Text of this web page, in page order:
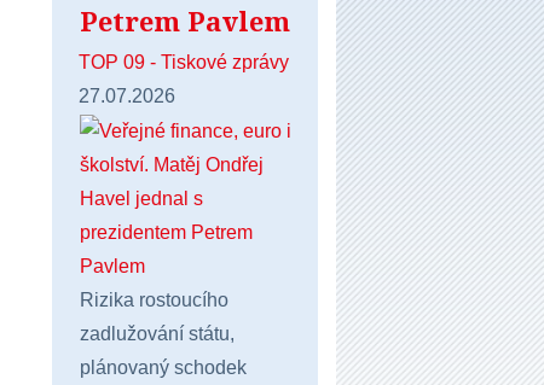
Petrem Pavlem
TOP 09 - Tiskové zprávy
27.07.2026
Rizika rostoucího
zadlužování státu,
plánovaný schodek